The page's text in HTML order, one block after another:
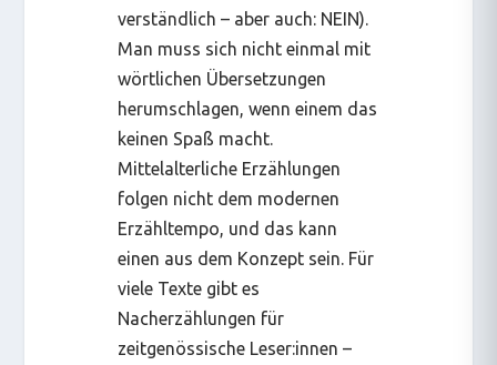
verständlich – aber auch: NEIN).
Man muss sich nicht einmal mit
wörtlichen Übersetzungen
herumschlagen, wenn einem das
keinen Spaß macht.
Mittelalterliche Erzählungen
folgen nicht dem modernen
Erzähltempo, und das kann
einen aus dem Konzept sein. Für
viele Texte gibt es
Nacherzählungen für
zeitgenössische Leser:innen –